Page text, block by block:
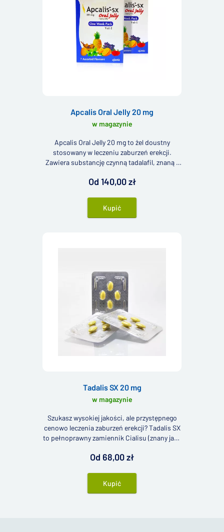
Apcalis Oral Jelly 20 mg
w magazynie
Apcalis Oral Jelly 20 mg to żel doustny
stosowany w leczeniu zaburzeń erekcji.
Zawiera substancję czynną tadalafil, znaną z
zawierające tadalafil często określane są jako
Od 140,00 zł
Kupić
Tadalis SX 20 mg
w magazynie
Szukasz wysokiej jakości, ale przystępnego
cenowo leczenia zaburzeń erekcji? Tadalis SX
to pełnoprawny zamiennik Cialisu (znany jako
zaburzeń erekcji.
Od 68,00 zł
Kupić